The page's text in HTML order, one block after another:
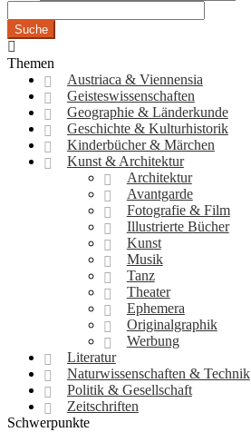
Suche
Themen
Austriaca & Viennensia
Geisteswissenschaften
Geographie & Länderkunde
Geschichte & Kulturhistorik
Kinderbücher & Märchen
Kunst & Architektur
Architektur
Avantgarde
Fotografie & Film
Illustrierte Bücher
Kunst
Musik
Tanz
Theater
Ephemera
Originalgraphik
Werbung
Literatur
Naturwissenschaften & Technik
Politik & Gesellschaft
Zeitschriften
Schwerpunkte